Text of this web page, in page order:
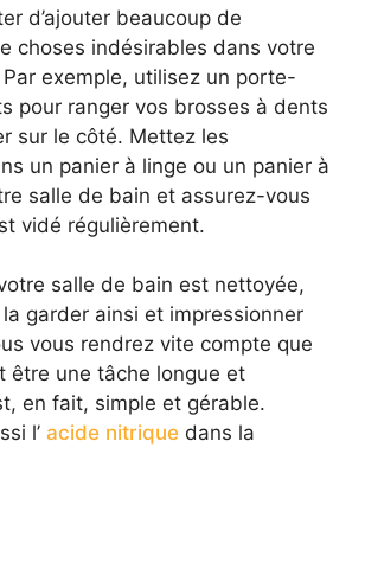
d’ajouter beaucoup de
choses indésirables dans votre
exemple, utilisez un porte-
pour ranger vos brosses à dents
sur le côté. Mettez les
un panier à linge ou un panier à
salle de bain et assurez-vous
vidé régulièrement.
salle de bain est nettoyée,
garder ainsi et impressionner
vous rendrez vite compte que
être une tâche longue et
en fait, simple et gérable.
l’ acide nitrique dans la